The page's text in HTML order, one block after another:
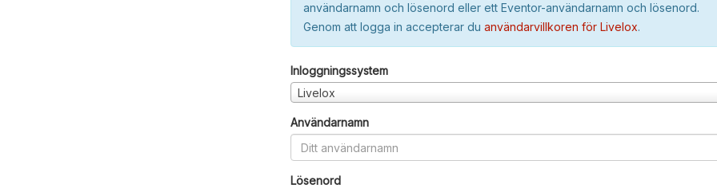
användarnamn och lösenord eller ett Eventor-användarnamn och lösenord.
Genom att logga in accepterar du användarvillkoren för Livelox.
Inloggningssystem
Livelox
Användarnamn
Lösenord